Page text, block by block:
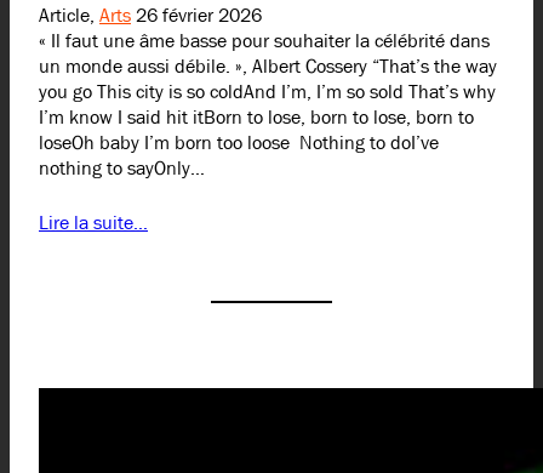
Article, Arts26 février 2026
« Il faut une âme basse pour souhaiter la célébrité dans
un monde aussi débile. », Albert Cossery “That’s the way
you go This city is so coldAnd I’m, I’m so sold That’s why
I’m know I said hit itBorn to lose, born to lose, born to
loseOh baby I’m born too loose Nothing to doI’ve
nothing to sayOnly…
Lire la suite…